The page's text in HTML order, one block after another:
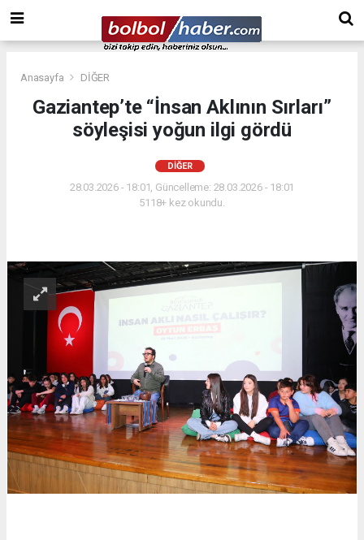
Anasayfa DİĞER
Gaziantep’te “İnsan Aklının Sırları”
söyleşisi yoğun ilgi gördü
DİĞER
28.03.2026 - 18:01, Güncelleme: 28.03.2026 - 18:01
5118+ kez okundu.